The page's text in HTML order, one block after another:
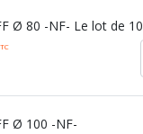
Ø 80 -NF- Le lot de 10
Ø 100 -NF-